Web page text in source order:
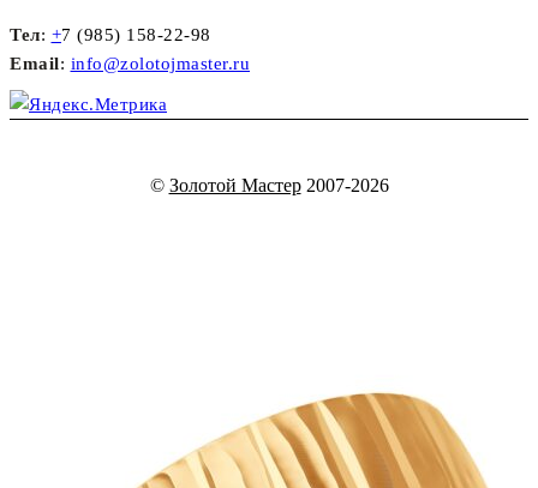
Тел: +7 (985) 158-22-98
Email: info@zolotojmaster.ru
© Золотой Мастер2007-2026